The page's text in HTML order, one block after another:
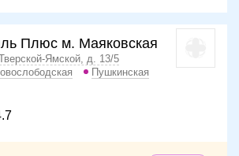
Плюс м. Маяковская
Ямской, д. 13/5
Пушкинская